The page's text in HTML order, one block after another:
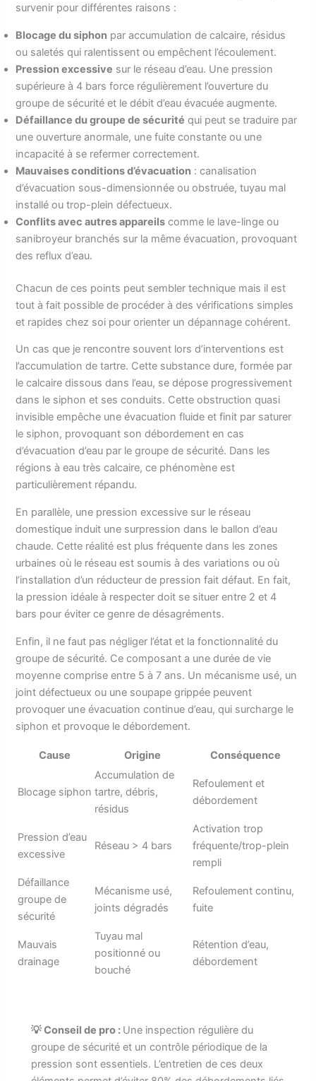
survenir pour différentes raisons :
Blocage du siphon par accumulation de calcaire, résidus
ou saletés qui ralentissent ou empêchent l’écoulement.
Pression excessive sur le réseau d’eau. Une pression
supérieure à 4 bars force régulièrement l’ouverture du
groupe de sécurité et le débit d’eau évacuée augmente.
Défaillance du groupe de sécurité qui peut se traduire par
une ouverture anormale, une fuite constante ou une
incapacité à se refermer correctement.
Mauvaises conditions d’évacuation : canalisation
d’évacuation sous-dimensionnée ou obstruée, tuyau mal
installé ou trop-plein défectueux.
Conflits avec autres appareils comme le lave-linge ou
sanibroyeur branchés sur la même évacuation, provoquant
des reflux d’eau.
Chacun de ces points peut sembler technique mais il est
tout à fait possible de procéder à des vérifications simples
et rapides chez soi pour orienter un dépannage cohérent.
Un cas que je rencontre souvent lors d’interventions est
l’accumulation de tartre. Cette substance dure, formée par
le calcaire dissous dans l’eau, se dépose progressivement
dans le siphon et ses conduits. Cette obstruction quasi
invisible empêche une évacuation fluide et finit par saturer
le siphon, provoquant son débordement en cas
d’évacuation d’eau par le groupe de sécurité. Dans les
régions à eau très calcaire, ce phénomène est
particulièrement répandu.
En parallèle, une pression excessive sur le réseau
domestique induit une surpression dans le ballon d’eau
chaude. Cette réalité est plus fréquente dans les zones
urbaines où le réseau est soumis à des variations ou où
l’installation d’un réducteur de pression fait défaut. En fait,
la pression idéale à respecter doit se situer entre 2 et 4
bars pour éviter ce genre de désagréments.
Enfin, il ne faut pas négliger l’état et la fonctionnalité du
groupe de sécurité. Ce composant a une durée de vie
moyenne comprise entre 5 à 7 ans. Un mécanisme usé, un
joint défectueux ou une soupape grippée peuvent
provoquer une évacuation continue d’eau, qui surcharge le
siphon et provoque le débordement.
Cause Origine Conséquence
Blocage siphon
Accumulation de
tartre, débris,
résidus
Refoulement et
débordement
Pression d’eau
excessive
Réseau > 4 bars
Activation trop
fréquente/trop-plein
rempli
Défaillance
groupe de
sécurité
Mécanisme usé,
joints dégradés
Refoulement continu,
fuite
Mauvais
drainage
Tuyau mal
positionné ou
bouché
Rétention d’eau,
débordement
💡 Conseil de pro : Une inspection régulière du
groupe de sécurité et un contrôle périodique de la
pression sont essentiels. L’entretien de ces deux